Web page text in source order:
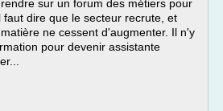
sur un forum des métiers pour
dire que le secteur recrute, et
ne cessent d'augmenter. Il n'y
pour devenir assistante